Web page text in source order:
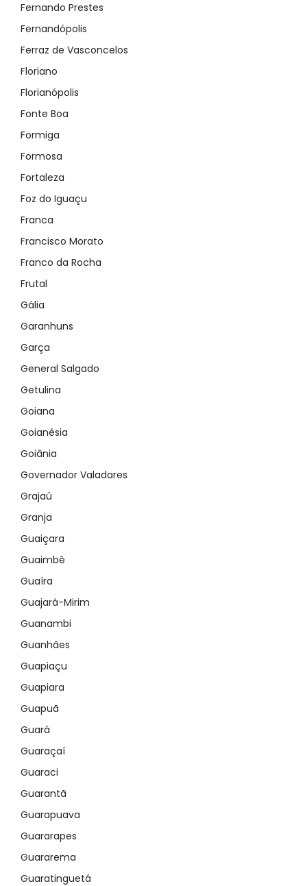
Fernando Prestes
Fernandópolis
Ferraz de Vasconcelos
Floriano
Florianópolis
Fonte Boa
Formiga
Formosa
Fortaleza
Foz do Iguaçu
Franca
Francisco Morato
Franco da Rocha
Frutal
Gália
Garanhuns
Garça
General Salgado
Getulina
Goiana
Goianésia
Goiânia
Governador Valadares
Grajaú
Granja
Guaiçara
Guaimbê
Guaíra
Guajará-Mirim
Guanambi
Guanhães
Guapiaçu
Guapiara
Guapuã
Guará
Guaraçaí
Guaraci
Guarantã
Guarapuava
Guararapes
Guararema
Guaratinguetá